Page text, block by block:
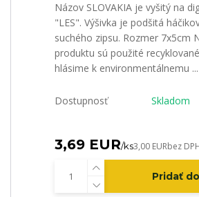
Názov SLOVAKIA je vyšitý na
"LES". Výšivka je podšitá
suchého zipsu. Rozmer 7x5cm
produktu sú použité
hlásime k environmentálnemu ...
Dostupnosť Skladom
3,69 EUR/ks3,00 EURbez
Pridať